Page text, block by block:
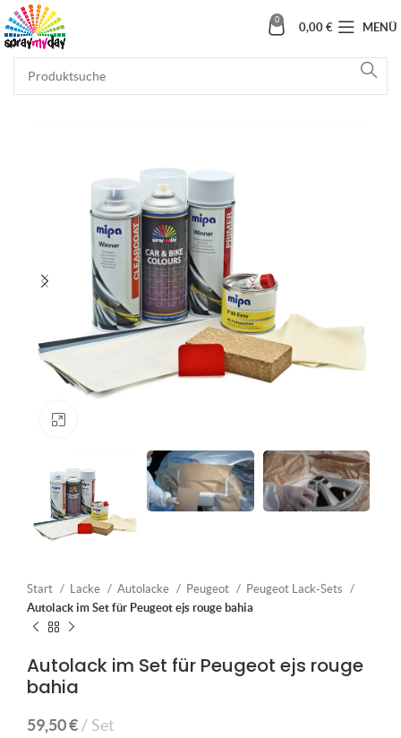
0
0,00 € MENÜ
Start Lacke Autolacke Peugeot
Peugeot Lack-Sets
Autolack im Set für Peugeot ejs rouge bahia
Autolack im Set für Peugeot ejs rouge
bahia
59,50€ Set